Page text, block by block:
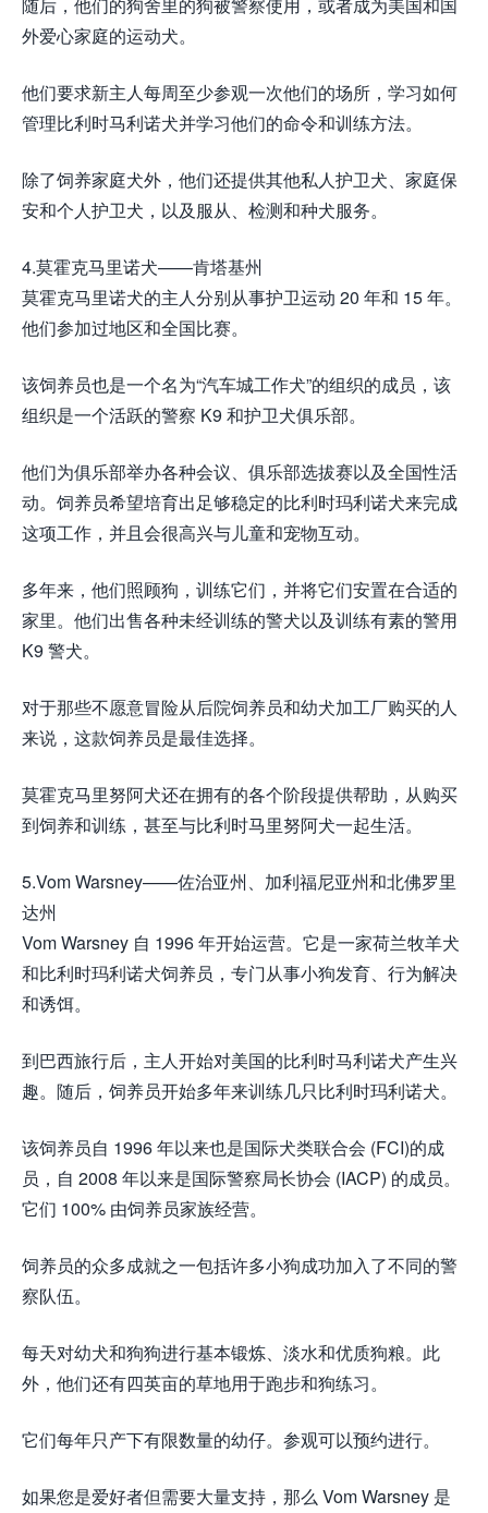
随后，他们的狗舍里的狗被警察使用，或者成为美国和国
外爱心家庭的运动犬。
他们要求新主人每周至少参观一次他们的场所，学习如何
管理比利时马利诺犬并学习他们的命令和训练方法。
除了饲养家庭犬外，他们还提供其他私人护卫犬、家庭保
安和个人护卫犬，以及服从、检测和种犬服务。
4.莫霍克马里诺犬——肯塔基州
莫霍克马里诺犬的主人分别从事护卫运动 20 年和 15 年。
他们参加过地区和全国比赛。
该饲养员也是一个名为“汽车城工作犬”的组织的成员，该
组织是一个活跃的警察 K9 和护卫犬俱乐部。
他们为俱乐部举办各种会议、俱乐部选拔赛以及全国性活
动。饲养员希望培育出足够稳定的比利时玛利诺犬来完成
这项工作，并且会很高兴与儿童和宠物互动。
多年来，他们照顾狗，训练它们，并将它们安置在合适的
家里。他们出售各种未经训练的警犬以及训练有素的警用
K9 警犬。
对于那些不愿意冒险从后院饲养员和幼犬加工厂购买的人
来说，这款饲养员是最佳选择。
莫霍克马里努阿犬还在拥有的各个阶段提供帮助，从购买
到饲养和训练，甚至与比利时马里努阿犬一起生活。
5.Vom Warsney——佐治亚州、加利福尼亚州和北佛罗里
达州
Vom Warsney 自 1996 年开始运营。它是一家荷兰牧羊犬
和比利时玛利诺犬饲养员，专门从事小狗发育、行为解决
和诱饵。
到巴西旅行后，主人开始对美国的比利时马利诺犬产生兴
趣。随后，饲养员开始多年来训练几只比利时玛利诺犬。
该饲养员自 1996 年以来也是国际犬类联合会 (FCI)的成
员，自 2008 年以来是国际警察局长协会 (IACP) 的成员。
它们 100% 由饲养员家族经营。
饲养员的众多成就之一包括许多小狗成功加入了不同的警
察队伍。
每天对幼犬和狗狗进行基本锻炼、淡水和优质狗粮。此
外，他们还有四英亩的草地用于跑步和狗练习。
它们每年只产下有限数量的幼仔。参观可以预约进行。
如果您是爱好者但需要大量支持，那么 Vom Warsney 是